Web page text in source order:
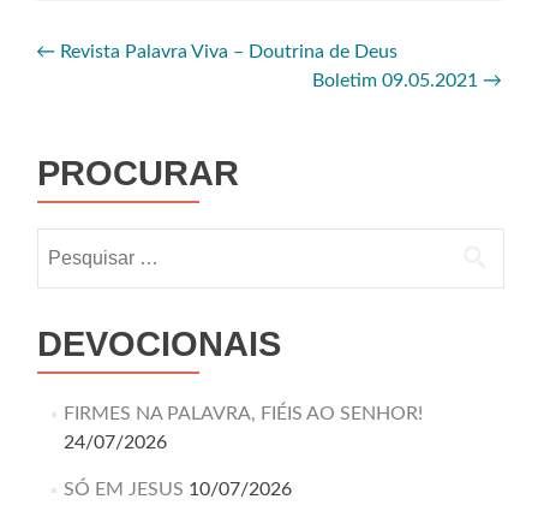
← Revista Palavra Viva – Doutrina de Deus
Boletim 09.05.2021 →
PROCURAR
DEVOCIONAIS
FIRMES NA PALAVRA, FIÉIS AO SENHOR!
24/07/2026
SÓ EM JESUS 10/07/2026